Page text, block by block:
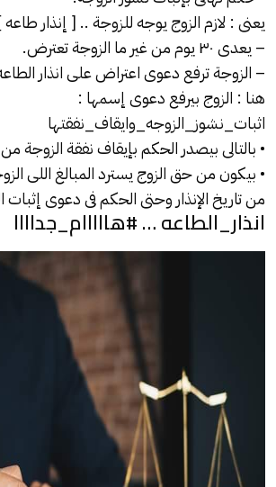
يعنى : لازم الزوج يوجه للزوجة .. [ إنذار
– يعدى ٣٠ يوم من غير ما الزوجة تعترض.
– الزوجة ترفع دعوى اعتراض على انذار
هنا : الزوج بيرفع دعوى إسمها :
اثبات_نشوز_الزوجه_وايقاف_نفقتها
• بالتالى بيصدر الحكم بإيقاف نفقة الزوجة من
• بيكون من حق الزوج يسترد المبالغ اللى
من تاريخ الإنذار وحتى الحكم فى دعوى إثبات
انذار_الطاعه … #هااااام_جداااا